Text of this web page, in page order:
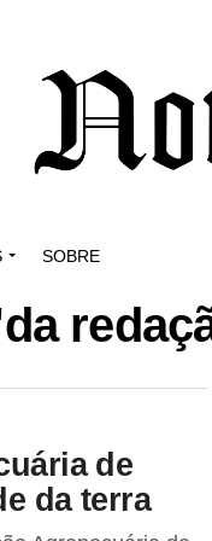
SOBRE
de
da terra